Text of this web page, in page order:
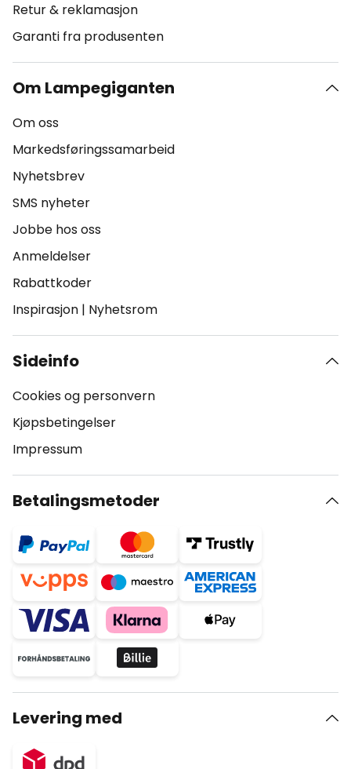
Retur & reklamasjon
Garanti fra produsenten
Om Lampegiganten
Om oss
Markedsføringssamarbeid
Nyhetsbrev
SMS nyheter
Jobbe hos oss
Anmeldelser
Rabattkoder
Inspirasjon | Nyhetsrom
Sideinfo
Cookies og personvern
Kjøpsbetingelser
Impressum
Betalingsmetoder
Levering med